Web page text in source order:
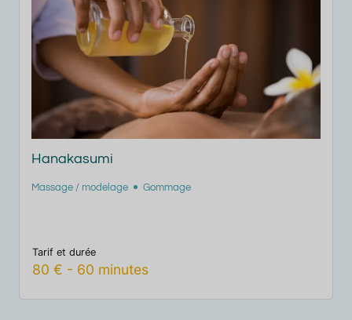
Hydrothérapie
40 €